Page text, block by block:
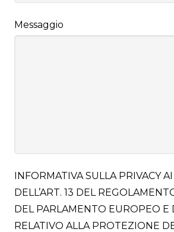
Messaggio
INFORMATIVA SULLA PRIVACY AI
DELL’ART. 13 DEL
DEL PARLAMENTO EUROPEO E
RELATIVO ALLA PROTEZIONE